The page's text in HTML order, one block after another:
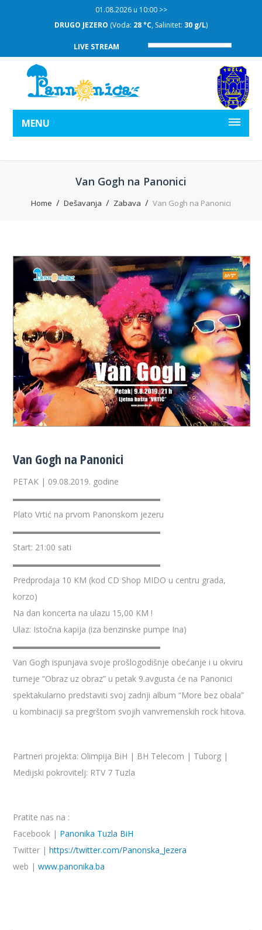
01.08.2026 u 10:00 >>
DRUGO JEZERO (Voda: 28 °C, Salinitet: 30 g/L)
LIVE STREAM
MENU
Van Gogh na Panonici
Home Dešavanja Zabava Van Gogh na Panonici
Van Gogh na Panonici
PETAK | 09.08.2019. godine
▬▬▬▬▬▬▬▬▬▬▬▬▬▬▬▬▬▬
Plato Vrtić na prvom Panonskom jezeru
▬▬▬▬▬▬▬▬▬▬▬▬▬▬▬▬▬▬
Start: 21:00 sati
▬▬▬▬▬▬▬▬▬▬▬▬▬▬▬▬▬▬
Predprodaja 10 KM (kod CD Shop MIDO u centru grada,
korzo)
Na dan koncerta na ulazu 15,00 KM !
Ulaz: Istočna kapija (iza benzinske pumpe Ina)
▬▬▬▬▬▬▬▬▬▬▬▬▬▬▬▬▬▬
Van Gogh ispunjava svoje prošlogodišnje obećanje i u okviru
turneje “Obraz uz obraz” u petak 9.avgusta će na Panonici
spektakularno predstaviti svoj zadnji album “More bez obala”
u kombinaciji sa pregrštom svojih vanvremenskih rock hitova.
Partneri projekta: Olimpija BiH | BH Telecom | Tuborg |
Medijski pokrovitelj: RTV 7 Tuzla
Pratite nas na :
Facebook | Panonika Tuzla BiH
Twitter |https://twitter.com/Panonska_Jezera
web |www.panonika.ba